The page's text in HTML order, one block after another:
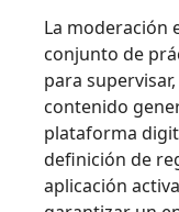
La moderación
conjunto de
para
contenido
plataforma
definición de
aplicación